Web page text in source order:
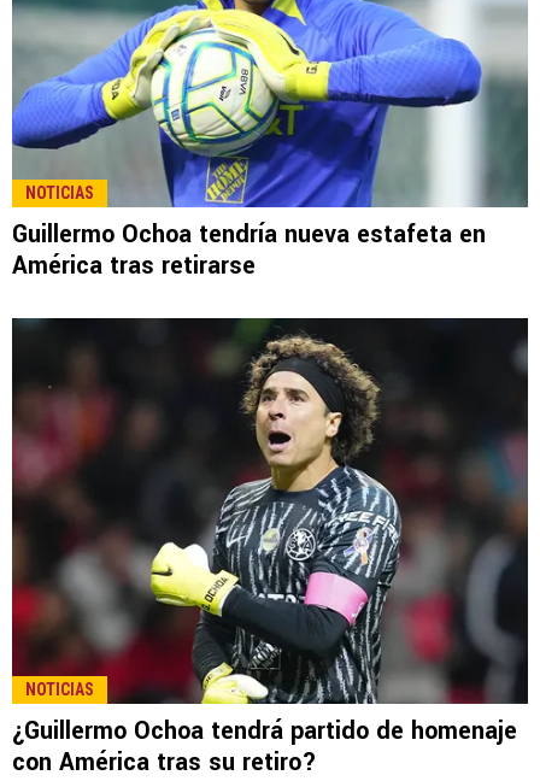
NOTICIAS
Guillermo Ochoa tendría nueva estafeta en
América tras retirarse
NOTICIAS
¿Guillermo Ochoa tendrá partido de homenaje
con América tras su retiro?